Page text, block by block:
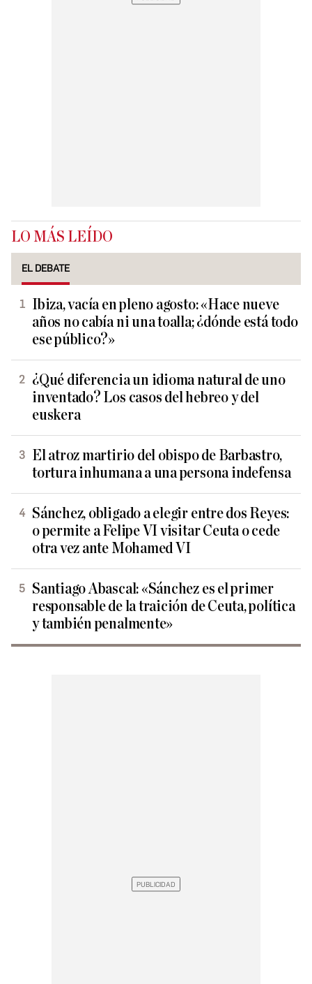
LO MÁS LEÍDO
EL DEBATE
Ibiza, vacía en pleno agosto: «Hace nueve
años no cabía ni una toalla; ¿dónde está todo
ese público?»
¿Qué diferencia un idioma natural de uno
inventado? Los casos del hebreo y del
euskera
El atroz martirio del obispo de Barbastro,
tortura inhumana a una persona indefensa
Sánchez, obligado a elegir entre dos Reyes:
o permite a Felipe VI visitar Ceuta o cede
otra vez ante Mohamed VI
Santiago Abascal: «Sánchez es el primer
responsable de la traición de Ceuta, política
y también penalmente»